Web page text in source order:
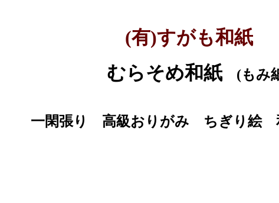
(有)すがも和紙
むらそめ和紙(もみ
一閑張り 高級おりがみ ちぎり絵